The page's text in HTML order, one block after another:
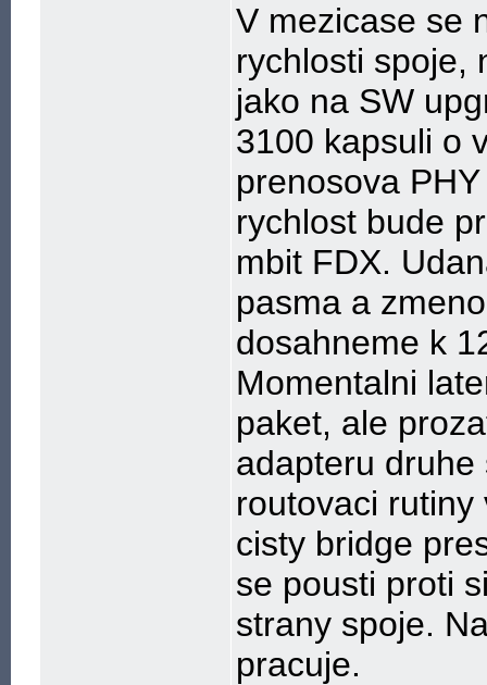
V mezicase se
rychlosti spoje,
jako na SW
3100 kapsuli o
prenosova
rychlost bude
mbit FDX.
pasma a
dosahneme k
Momentalni
paket, ale
adapteru druhe
routovaci
cisty bridge
se pousti proti
strany spoje.
pracuje.